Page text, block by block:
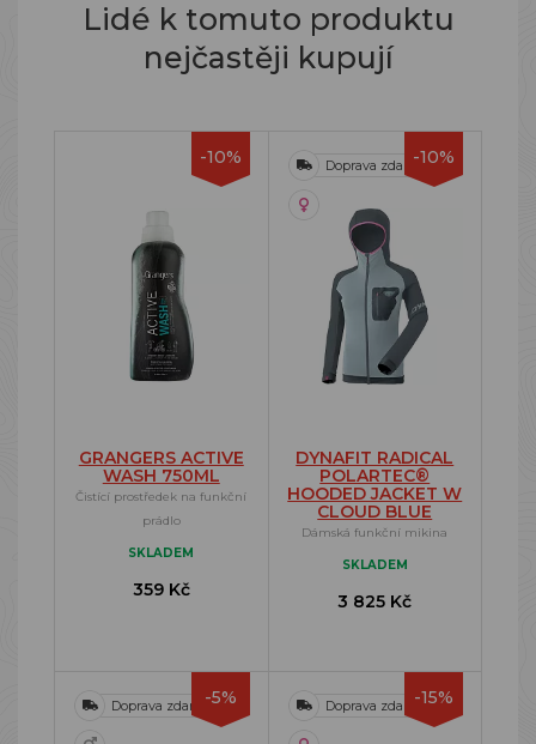
Lidé k tomuto produktu
nejčastěji kupují
-10%
GRANGERS ACTIVE
WASH 750ML
Čistící prostředek na funkční
prádlo
SKLADEM
359 Kč
-10%
Doprava zdarma
DYNAFIT RADICAL
POLARTEC®
HOODED JACKET W
CLOUD BLUE
Dámská funkční mikina
SKLADEM
3 825 Kč
-5%
Doprava zdarma -15%
Doprava zdarma